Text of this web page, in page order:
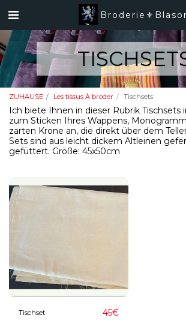
ZUHAUSE Les tissus À broder Tischsets
Ich biete Ihnen in dieser Rubrik Tischsets
zum Sticken Ihres Wappens,
zarten Krone an, die direkt über dem
Sets sind aus leicht dickem Altleinen
gefüttert. Größe: 45x50cm
Tischset 45€